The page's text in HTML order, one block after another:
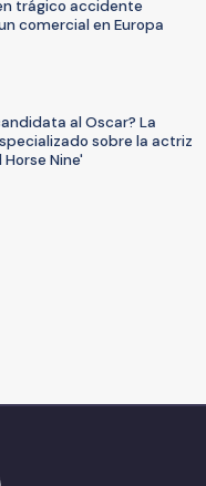
trágico accidente
comercial en Europa
al Oscar? La
sobre la actriz
Nine'